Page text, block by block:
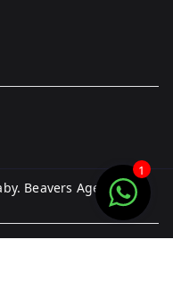
. Beavers Agency
1